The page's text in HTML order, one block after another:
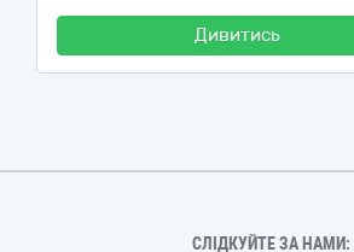
Дивитись
СЛІДКУЙТЕ ЗА НАМИ: